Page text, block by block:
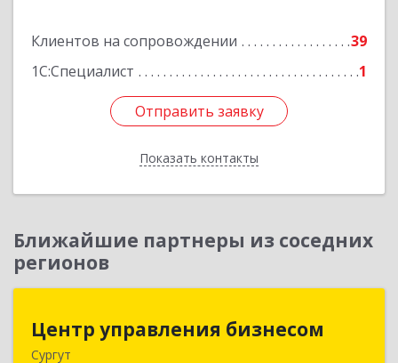
Клиентов на сопровождении
39
1С:Специалист
1
Отправить заявку
Показать контакты
Отправить заявку
Назад
Ближайшие партнеры из соседних
регионов
Центр управления бизнесом
Сургут
Центр управления бизнесом
628403, Ханты-Мансийский Автономный округ